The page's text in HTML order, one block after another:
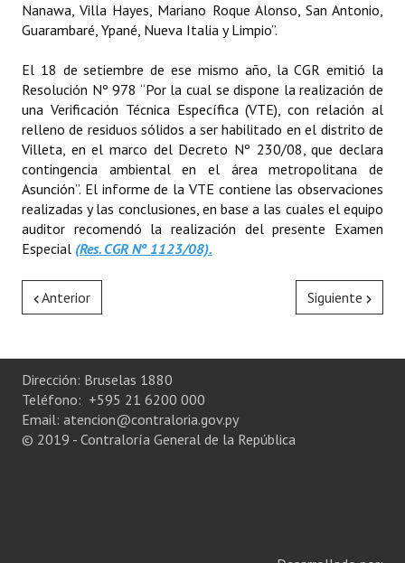
Nanawa, Villa Hayes, Mariano Roque Alonso, San Antonio,
Guarambaré, Ypané, Nueva Italia y Limpio”.
El 18 de setiembre de ese mismo año, la CGR emitió la
Resolución Nº 978 “Por la cual se dispone la realización de
una Verificación Técnica Específica (VTE), con relación al
relleno de residuos sólidos a ser habilitado en el distrito de
Villeta, en el marco del Decreto Nº 230/08, que declara
contingencia ambiental en el área metropolitana de
Asunción”. El informe de la VTE contiene las observaciones
realizadas y las conclusiones, en base a las cuales el equipo
auditor recomendó la realización del presente Examen
Especial (Res. CGR Nº 1123/08).
Anterior Siguiente
Dirección: Bruselas 1880
Teléfono: +595 21 6200 000
Email: atencion@contraloria.gov.py
© 2019 - Contraloría General de la República